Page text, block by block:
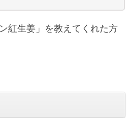
紅生姜」を教えてくれた方